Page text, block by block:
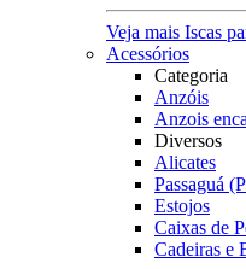
Veja mais Iscas
Acessórios
Categoria
Anzóis
Anzois
Diversos
Alicates
Passaguá
Estojos
Caixas de
Cadeiras e